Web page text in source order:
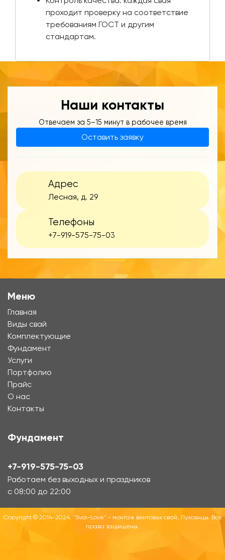
проходит проверку на соответствие
требованиям ГОСТ и другим
стандартам.
Наши контакты
Отвечаем за 5–15 минут в рабочее время
Оставить заявку
Адрес
Лесная, д. 29
Телефоны
+7-919-575-75-03
Меню
Главная
Виды свай
Комплектующие
Фундамент
Услуги
Портфолио
Прайс
О нас
Контакты
Фундамент
+7-919-575-75-03
Работаем без выходных и праздников
с 08:00 до 22:00
Copyright © 2014-2024, "Svai-Love" - монтаж винтовых свай, Луховицы. Все
права защищены.